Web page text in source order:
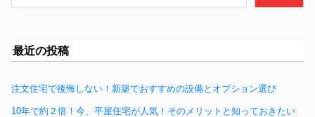
最近の投稿
注文住宅で後悔しない！新築でおすすめの設備とオプション選び
10年で約２倍！今、平屋住宅が人気！そのメリットと知っておきたい